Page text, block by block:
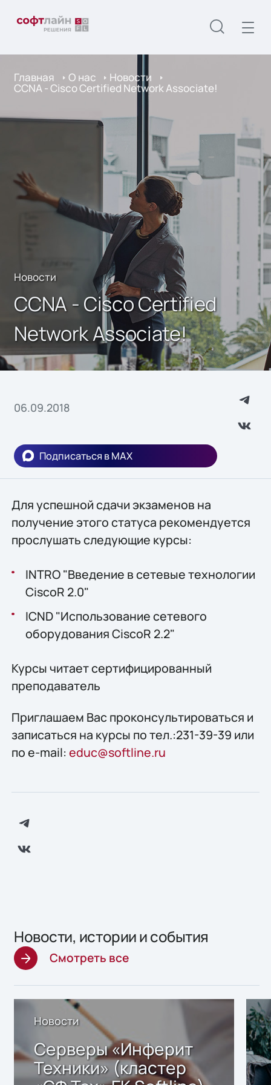
Главная О нас Новости
CCNA - Cisco Certified Network Associate!
Новости
CCNA - Cisco Certified
Network Associate!
06.09.2018
Подписаться в MAX
Для успешной сдачи экзаменов на
получение этого статуса рекомендуется
прослушать следующие курсы:
INTRO "Введение в сетевые технологии
CiscoR 2.0"
ICND "Использование сетевого
оборудования CiscoR 2.2"
Курсы читает сертифицированный
преподаватель
Приглашаем Вас проконсультироваться и
записаться на курсы по тел.:231-39-39 или
по e-mail: educ@softline.ru
Новости, истории и события
Смотреть все
Новости
Серверы «Инферит
Техники» (кластер